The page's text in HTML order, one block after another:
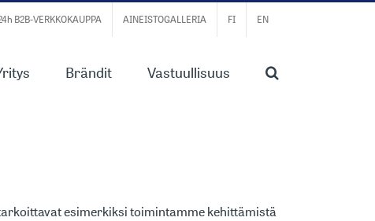
B2B-VERKKOKAUPPA AINEISTOGALLERIA FI EN
Brändit Vastuullisuus
esimerkiksi toimintamme kehittämistä